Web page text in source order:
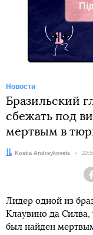
Новости
Бразильский
сбежать под
мертвым в
Автор:Kostia Andreykovets
Лидер одной из
Клаувино да Силва,
был найден